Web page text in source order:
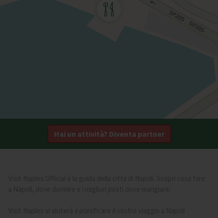
Hai un attività? Diventa partner